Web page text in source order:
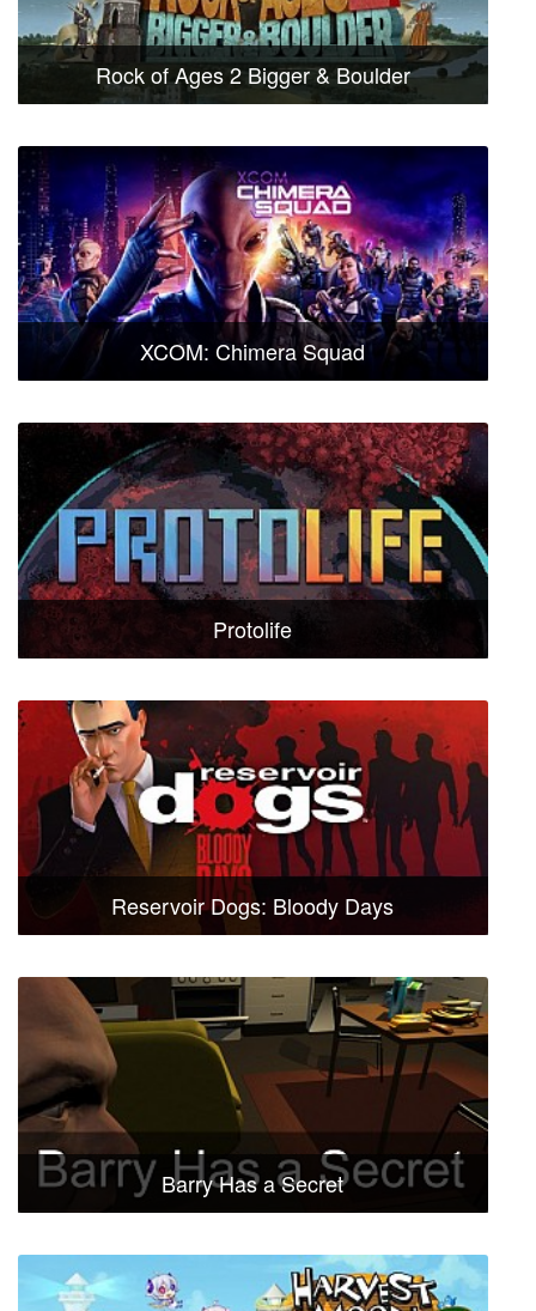
Rock of Ages 2 Bigger & Boulder
XCOM: Chimera Squad
Protolife
Reservoir Dogs: Bloody Days
Barry Has a Secret